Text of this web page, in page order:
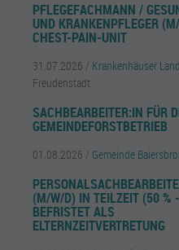
PFLEGEFACHMANN /
UND KRANKENPFLEGER
CHEST-PAIN-UNIT
31.07.2026 / Krankenhäuser
Freudenstadt
SACHBEARBEITER:IN FÜR
GEMEINDEFORSTBETRIEB
01.08.2026 / Gemeinde
(M/W/D) IN TEILZEIT (50 %
BEFRISTET ALS
ELTERNZEITVERTRETUNG